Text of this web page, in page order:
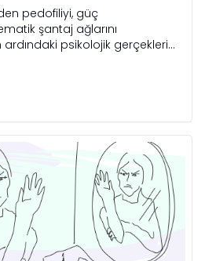
pedofiliyi, güç
şantaj ağlarını
ardındaki psikolojik gerçekleri